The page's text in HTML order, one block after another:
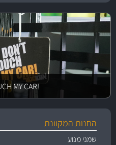
!DON'T TOUCH MY CAR
החנות המקוונת
שמני מנוע